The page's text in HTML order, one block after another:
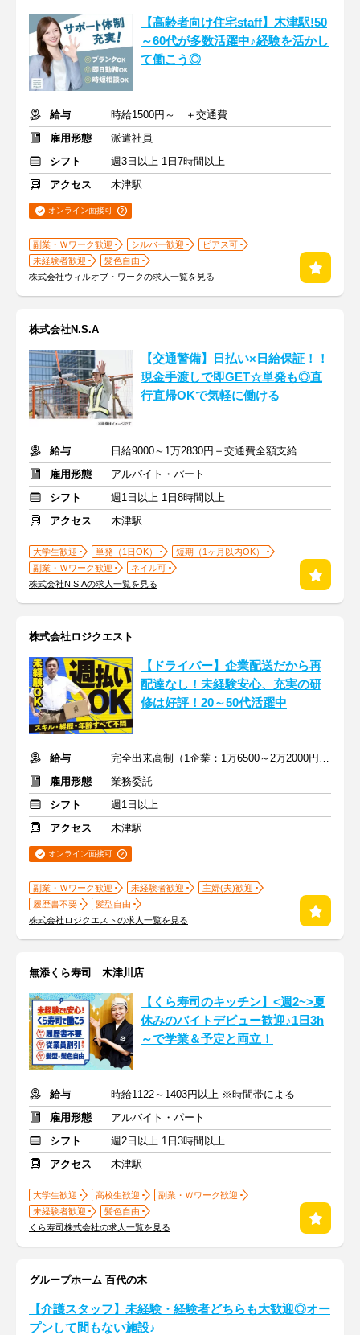
【高齢者向け住宅staff】木津駅!50
～60代が多数活躍中♪経験を活かし
て働こう◎
給与
時給1500円～ ＋交通費
雇用形態
派遣社員
シフト
週3日以上 1日7時間以上
アクセス
木津駅
オンライン面接可
副業・Ｗワーク歓迎 シルバー歓迎
ピアス可
未経験者歓迎
髪色自由
株式会社ウィルオブ・ワークの求人一覧を見る
株式会社N.S.A
【交通警備】日払い×日給保証！！
現金手渡しで即GET☆単発も◎直
行直帰OKで気軽に働ける
給与
日給9000～1万2830円＋交通費全額支給
雇用形態
アルバイト・パート
シフト
週1日以上 1日8時間以上
アクセス
木津駅
大学生歓迎 単発（1日OK）
短期（1ヶ月以内OK）
副業・Ｗワーク歓迎
ネイル可
株式会社N.S.Aの求人一覧を見る
株式会社ロジクエスト
【ドライバー】企業配送だから再
配達なし！未経験安心、充実の研
修は好評！20～50代活躍中
給与
完全出来高制（1企業：1万6500～2万2000円※1日あたり）
雇用形態
業務委託
シフト
週1日以上
アクセス
木津駅
オンライン面接可
副業・Ｗワーク歓迎 未経験者歓迎
主婦(夫)歓迎
履歴書不要
髪型自由
株式会社ロジクエストの求人一覧を見る
無添くら寿司 木津川店
【くら寿司のキッチン】<週2~>夏
休みのバイトデビュー歓迎♪1日3h
～で学業＆予定と両立！
給与
時給1122～1403円以上 ※時間帯による
雇用形態
アルバイト・パート
シフト
週2日以上 1日3時間以上
アクセス
木津駅
大学生歓迎 高校生歓迎
副業・Ｗワーク歓迎
未経験者歓迎
髪色自由
くら寿司株式会社の求人一覧を見る
グループホーム 百代の木
【介護スタッフ】未経験・経験者どちらも大歓迎◎オー
プンして間もない施設♪